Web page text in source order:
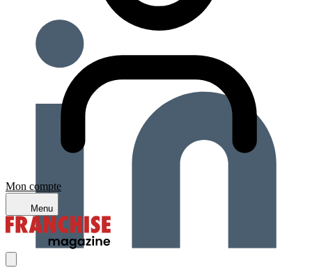
Mon compte
Menu